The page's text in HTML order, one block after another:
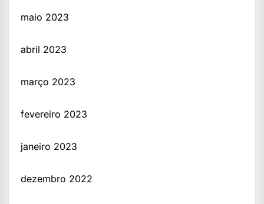
maio 2023
abril 2023
março 2023
fevereiro 2023
janeiro 2023
dezembro 2022